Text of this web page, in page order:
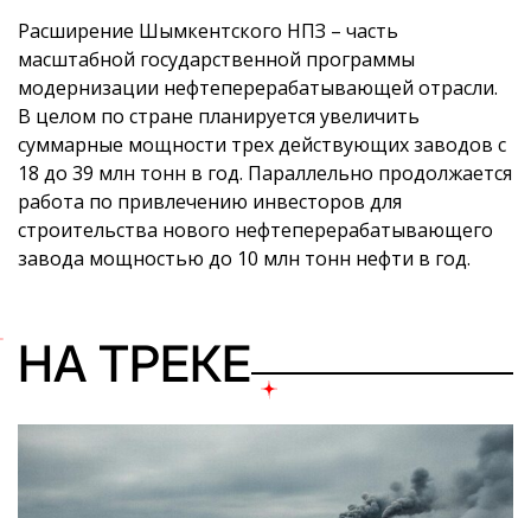
Расширение Шымкентского НПЗ – часть
масштабной государственной программы
модернизации нефтеперерабатывающей отрасли.
В целом по стране планируется увеличить
суммарные мощности трех действующих заводов с
18 до 39 млн тонн в год. Параллельно продолжается
работа по привлечению инвесторов для
строительства нового нефтеперерабатывающего
завода мощностью до 10 млн тонн нефти в год.
НА ТРЕКЕ